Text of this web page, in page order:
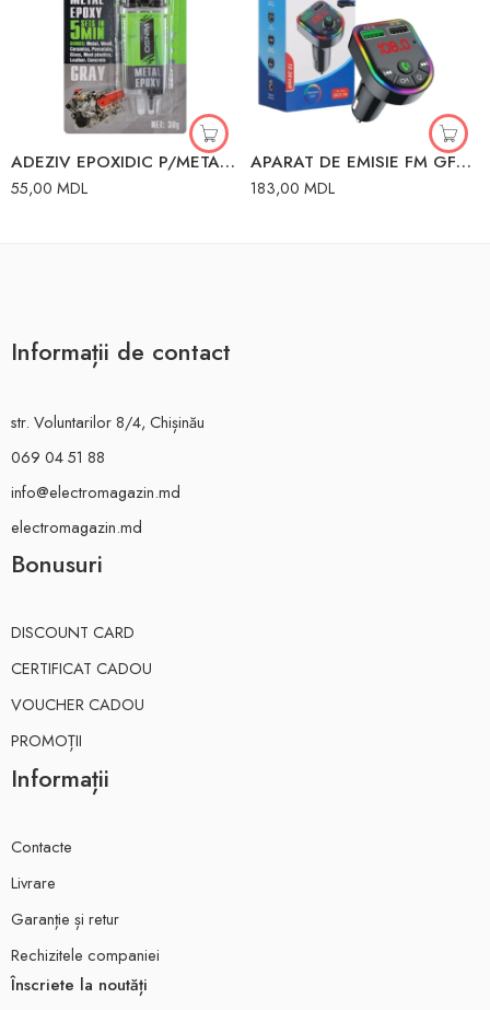
ADEZIV EPOXIDIC P/METAL 30GR SUR WINSO
55,00 MDL
APARAT DE EMISIE FM GF6 G57-6
183,00 MDL
Informații de contact
str. Voluntarilor 8/4, Chișinău
069 04 51 88
info@electromagazin.md
electromagazin.md
Bonusuri
DISCOUNT CARD
CERTIFICAT CADOU
VOUCHER CADOU
PROMOȚII
Informații
Contacte
Livrare
Garanție și retur
Rechizitele companiei
Înscriete la noutăți